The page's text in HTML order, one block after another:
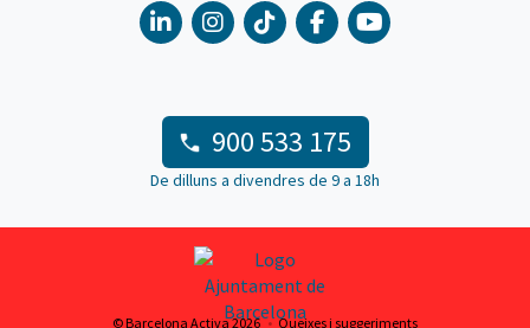
900 533 175
De dilluns a divendres de 9 a 18h
© Barcelona Activa 2026 Queixes i suggeriments